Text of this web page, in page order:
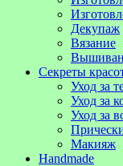
Декупаж
Вязание
Секреты
Уход за
Уход за
Уход за
Макияж
Handmade